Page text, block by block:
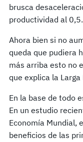
brusca
productividad al 0,5.
Ahora bien si no
queda que pudiera
más arriba esto no
que explica la
En la base de todo
En un estudio
Economía Mundial,
beneficios de las